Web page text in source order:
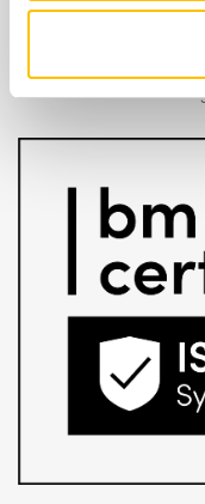
turi oficialias teises
paslaugas ir